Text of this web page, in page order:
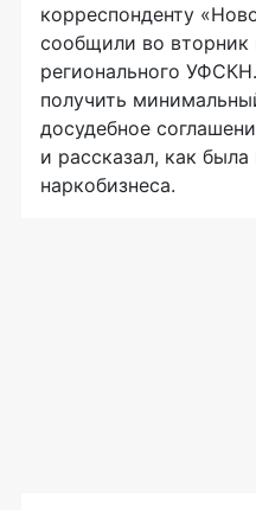
корреспонденту
сообщили во вторник
регионального
получить
досудебное
и рассказал, как
наркобизнеса.